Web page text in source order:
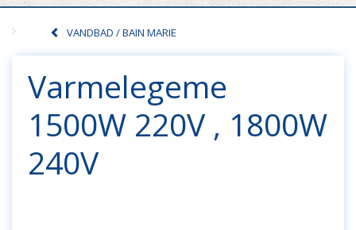
VANDBAD / BAIN MARIE
Varmelegeme
1500W 220V , 1800W
240V